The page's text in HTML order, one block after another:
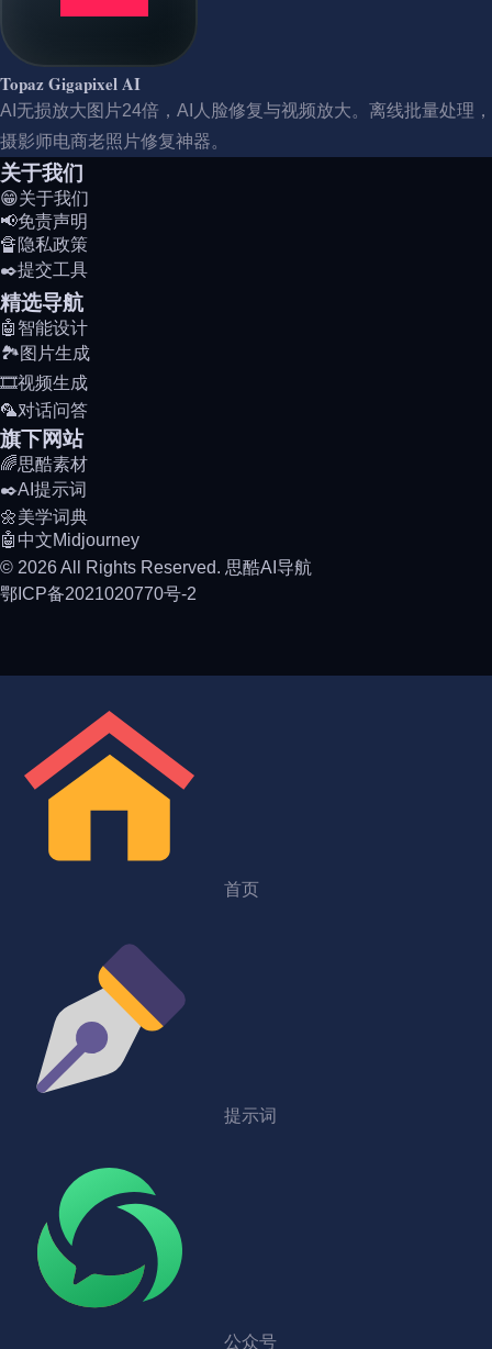
Topaz Gigapixel AI
AI无损放大图片24倍，AI人脸修复与视频放大。离线批量处理，
摄影师电商老照片修复神器。
关于我们
😁关于我们
📢免责声明
🔏隐私政策
✒️提交工具
精选导航
🤖智能设计
🏞️图片生成
🎞️视频生成
🦜对话问答
旗下网站
🌈思酷素材
✒️AI提示词
🌼美学词典
🤖中文Midjourney
© 2026 All Rights Reserved. 思酷AI导航
鄂ICP备2021020770号-2
首页
提示词
公众号